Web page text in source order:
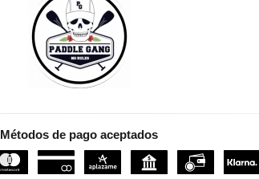
Métodos de pago aceptados